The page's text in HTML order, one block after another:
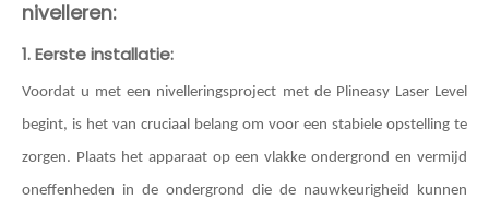
nivelleren:
1. Eerste installatie:
Voordat u met een nivelleringsproject met de Plineasy Laser Level
begint, is het van cruciaal belang om voor een stabiele opstelling te
zorgen. Plaats het apparaat op een vlakke ondergrond en vermijd
oneffenheden in de ondergrond die de nauwkeurigheid kunnen